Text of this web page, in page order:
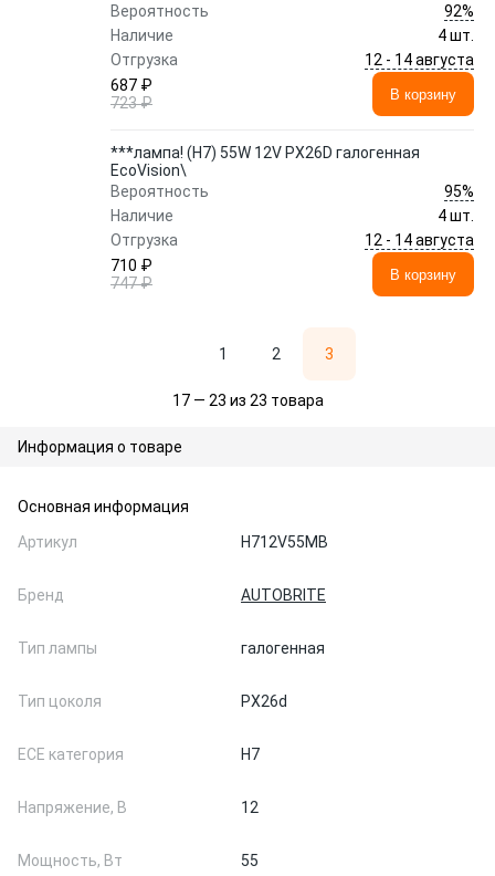
Вероятность
92%
Наличие
4 шт.
Отгрузка
12 - 14 августа
687 ₽
723 ₽
В корзину
***лампа! (H7) 55W 12V PX26D галогенная
EcoVision\
Вероятность
95%
Наличие
4 шт.
Отгрузка
12 - 14 августа
710 ₽
747 ₽
В корзину
1 2 3
17 — 23 из 23 товара
Информация о товаре
Основная информация
Артикул
H712V55MB
Бренд AUTOBRITE
Тип лампы галогенная
Тип цоколя PX26d
ЕСЕ категория H7
Напряжение, В 12
Мощность, Вт 55